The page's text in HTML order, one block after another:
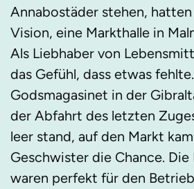
Annabostäder stehen,
Vision, eine Markthalle in
Als Liebhaber von
das Gefühl, dass etwas
Godsmagasinet in der
der Abfahrt des letzten
leer stand, auf den Markt
Geschwister die Chance.
waren perfekt für den